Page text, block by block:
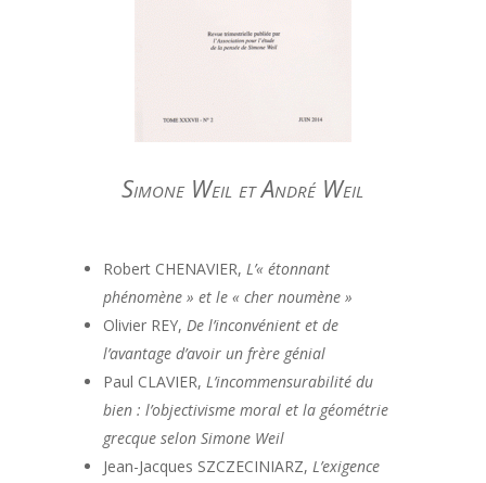
Simone Weil et André Weil
Robert CHENAVIER, L’« étonnant
phénomène » et le « cher noumène »
Olivier REY, De l’inconvénient et de
l’avantage d’avoir un frère génial
Paul CLAVIER, L’incommensurabilité du
bien : l’objectivisme moral et la géométrie
grecque selon Simone Weil
Jean-Jacques SZCZECINIARZ, L’exigence